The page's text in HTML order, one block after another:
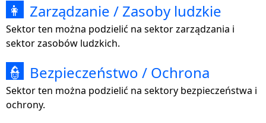
👩 Zarządzanie / Zasoby ludzkie
Sektor ten można podzielić na sektor zarządzania i
sektor zasobów ludzkich.
👮 Bezpieczeństwo / Ochrona
Sektor ten można podzielić na sektory bezpieczeństwa i
ochrony.